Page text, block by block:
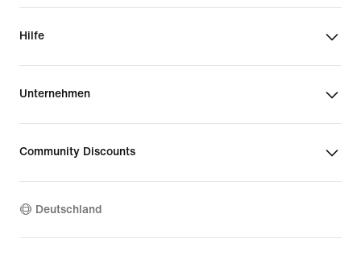
Hilfe
Unternehmen
Community Discounts
Deutschland